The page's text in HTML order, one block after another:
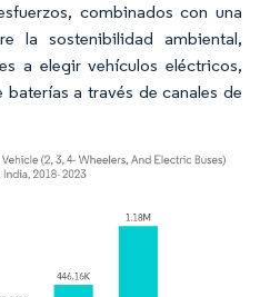
combinados con una
la sostenibilidad ambiental,
a elegir vehículos eléctricos,
a través de canales de